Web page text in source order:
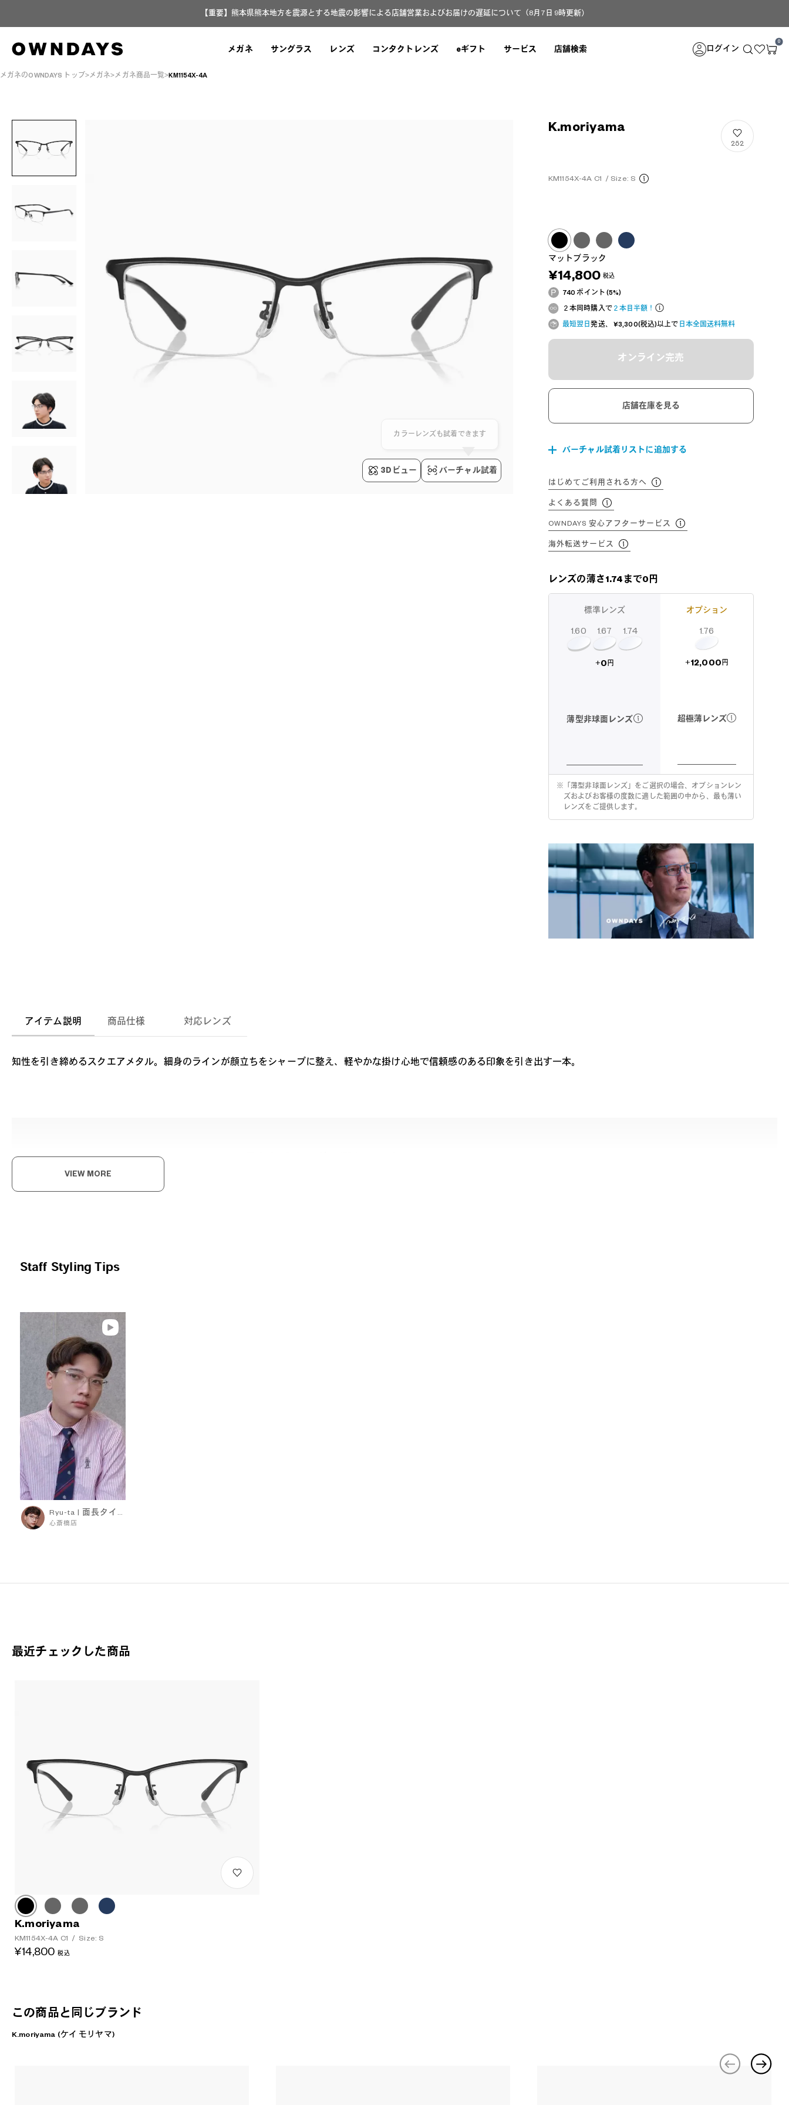
【重要】熊本県熊本地方を震源とする地震の影響による店舗営業およびお届けの遅延について（8月7日 9時更新）
メガネ サングラス レンズ コンタクトレンズ eギフト サービス 店舗検索 ログイン
0
メガネのOWNDAYS トップ メガネ メガネ商品一覧 KM1154X-4A
3Dビュー バーチャル試着
K.moriyama
KM1154X-4A C1 / Size: S
252
マットブラック
¥14,800 税込
740 ポイント (5%)
２本同時購入で２本目半額！
最短翌日発送、 ¥3,300(税込)以上で 日本全国送料無料
オンライン完売
店舗在庫を見る
バーチャル試着リストに追加する
はじめてご利用される方へ
よくある質問
OWNDAYS 安心アフターサービス
海外転送サービス
レンズの薄さ1.74まで0円
標準レンズ
1.60 1.67 1.74
+0 円
薄型非球面レンズ
オプション
1.76
+12,000 円
超極薄レンズ
※
「薄型非球面レンズ」をご選択の場合、オプションレン
ズおよびお客様の度数に適した範囲の中から、最も薄い
レンズをご提供します。
アイテム説明 商品仕様 対応レンズ
知性を引き締めるスクエアメタル。細身のラインが顔立ちをシャープに整え、軽やかな掛け心地で信頼感のある印象を引き出す一本。
VIEW MORE
Staff Styling Tips
Ryu-ta | 面長タイプ
心斎橋店
最近チェックした商品
K.moriyama
KM1154X-4A C1 / Size: S
¥14,800 税込
この商品と同じブランド
K.moriyama (ケイ モリヤマ)